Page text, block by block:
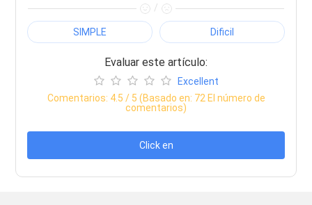
/
SIMPLE Dificil
Evaluar este artículo:
Excellent
Comentarios: 4.5 / 5 (Basado en: 72 El número de
comentarios)
Click en